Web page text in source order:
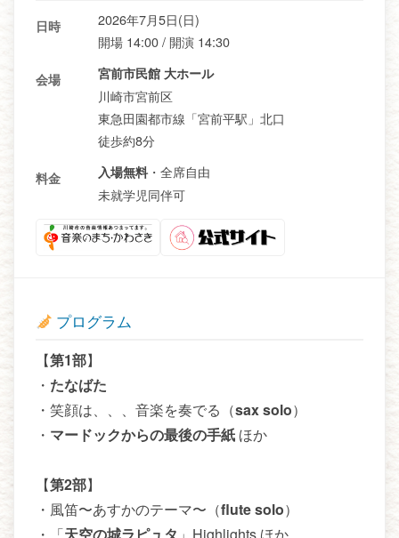
日時
2026年7月5日(日)
開場 14:00 / 開演 14:30
会場 宮前市民館 大ホール
川崎市宮前区
東急田園都市線「宮前平駅」北口
徒歩約8分
料金 入場無料・全席自由
未就学児同伴可
プログラム
【第1部】
・ たなばた
・笑顔は、、、音楽を奏でる（sax solo）
・ マードックからの最後の手紙 ほか
【第2部】
・風笛〜あすかのテーマ〜（flute solo）